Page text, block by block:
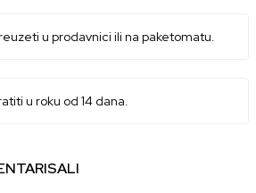
u prodavnici ili na paketomatu.
u roku od 14 dana.